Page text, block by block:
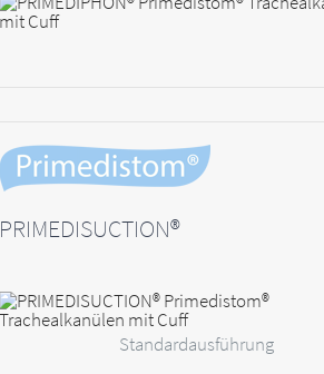
PRIMEDISUCTION®
Standardausführung